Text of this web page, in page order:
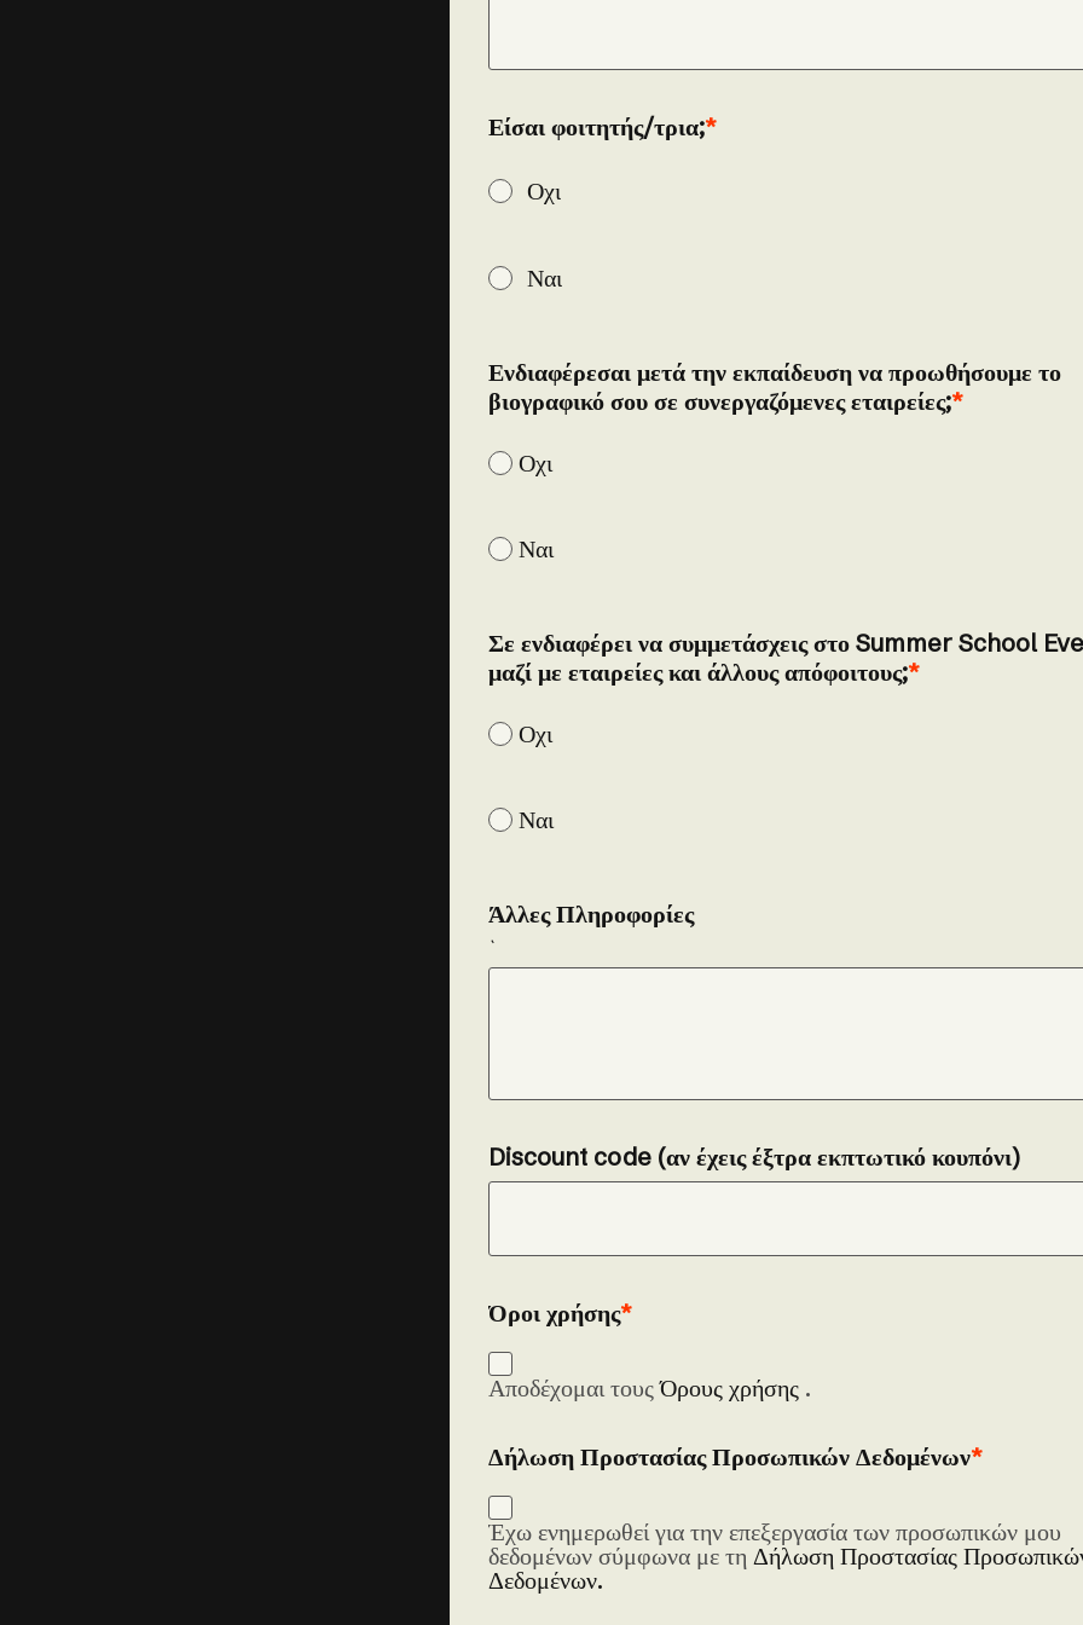
Είσαι φοιτητής/τρια;
Οχι
Ναι
Ενδιαφέρεσαι μετά την εκπαίδευση να προωθήσουμε το
βιογραφικό σου σε συνεργαζόμενες εταιρείες;
Οχι
Ναι
Σε ενδιαφέρει να συμμετάσχεις στο Summer School
μαζί με εταιρείες και άλλους απόφοιτους;
Οχι
Ναι
Άλλες Πληροφορίες
`
Discount code (αν έχεις έξτρα εκπτωτικό κουπόνι)
Όροι χρήσης
Αποδέχομαι τουςΌρους χρήσης .
Δήλωση Προστασίας Προσωπικών Δεδομένων
Έχω ενημερωθεί για την επεξεργασία των προσωπικών μου
δεδομένων σύμφωνα με τη Δήλωση Προστασίας
Δεδομένων.